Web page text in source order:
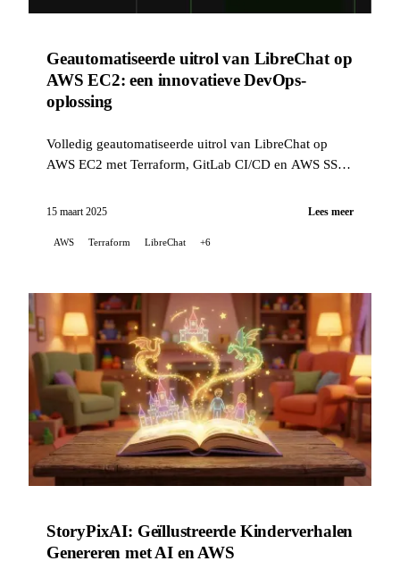
Geautomatiseerde uitrol van LibreChat op
AWS EC2: een innovatieve DevOps-
oplossing
Volledig geautomatiseerde uitrol van LibreChat op
AWS EC2 met Terraform, GitLab CI/CD en AWS SSM.
geoptimaliseerde kosten.
15 maart 2025 Lees meer
AWS Terraform LibreChat +6
StoryPixAI: Geïllustreerde Kinderverhalen
Genereren met AI en AWS